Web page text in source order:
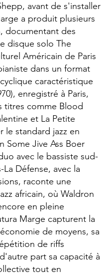
avant de s'installer
a produit plusieurs
documentant des
disque solo The
Américain de Paris
dans un format
caractéristique
enregistré à Paris,
titres comme Blood
et La Petite
le standard jazz en
Some Jive Ass Boer
avec le bassiste sud-
Défense, avec la
raconte une
africain, où Waldron
en pleine
Marge capturent la
de moyens, sa
de riffs
part sa capacité à
tout en